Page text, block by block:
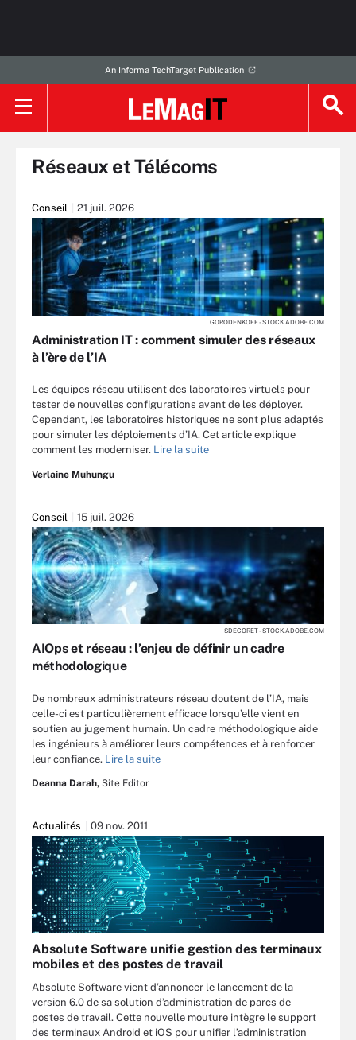
An Informa TechTarget Publication
Réseaux et Télécoms
Conseil 21 juil. 2026
GORODENKOFF - STOCK.ADOBE.COM
Administration IT : comment simuler des réseaux
à l’ère de l’IA
Les équipes réseau utilisent des laboratoires virtuels pour
tester de nouvelles configurations avant de les déployer.
Cependant, les laboratoires historiques ne sont plus adaptés
pour simuler les déploiements d’IA. Cet article explique
comment les moderniser. Lire la suite
Verlaine Muhungu
Conseil 15 juil. 2026
SDECORET - STOCK.ADOBE.COM
AIOps et réseau : l’enjeu de définir un cadre
méthodologique
De nombreux administrateurs réseau doutent de l’IA, mais
celle-ci est particulièrement efficace lorsqu’elle vient en
soutien au jugement humain. Un cadre méthodologique aide
les ingénieurs à améliorer leurs compétences et à renforcer
leur confiance. Lire la suite
Deanna Darah, Site Editor
Actualités 09 nov. 2011
Absolute Software unifie gestion des terminaux
mobiles et des postes de travail
Absolute Software vient d’annoncer le lancement de la
version 6.0 de sa solution d’administration de parcs de
postes de travail. Cette nouvelle mouture intègre le support
des terminaux Android et iOS pour unifier l’administration